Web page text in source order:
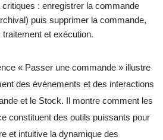
: enregistrer la commande
puis supprimer la commande,
et exécution.
« Passer une commande » illustre
des événements et des interactions
et le Stock. Il montre comment les
constituent des outils puissants pour
et intuitive la dynamique des